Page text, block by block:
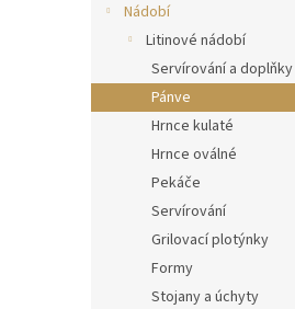
e
l
Nádobí
Litinové nádobí
Servírování a doplňky
Pánve
Hrnce kulaté
Hrnce oválné
Pekáče
Servírování
Grilovací plotýnky
Formy
Stojany a úchyty